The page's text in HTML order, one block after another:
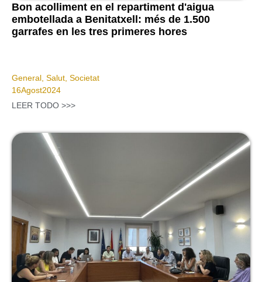
Bon acolliment en el repartiment d'aigua
embotellada a Benitatxell: més de 1.500
garrafes en les tres primeres hores
General Salut Societat
16Agost2024
LEER TODO >>>